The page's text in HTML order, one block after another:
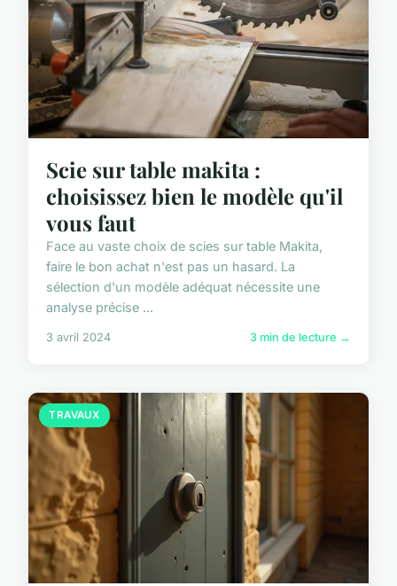
Scie sur table makita :
choisissez bien le modèle qu'il
vous faut
Face au vaste choix de scies sur table Makita,
faire le bon achat n'est pas un hasard. La
sélection d'un modèle adéquat nécessite une
analyse précise ...
3 avril 2024 3 min de lecture →
TRAVAUX